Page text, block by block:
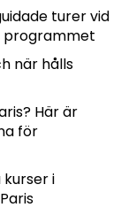
turer vid
programmet
när hålls
Här är
för
kurser i